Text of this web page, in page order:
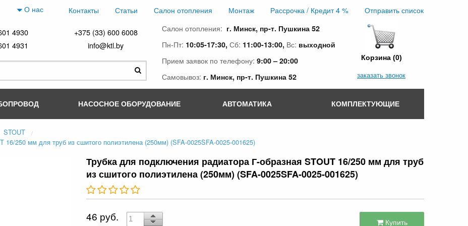
О нас Контакты Статьи Салон отопления Монтаж Рассрочка / Кредит 4 % Отправить список
4930
+375 (33) 600 6008
4931
info@ktl.by
Салон отопления: г. Минск, пр-т. Пушкина 52
Пн-Пт: 10:05-17:30, Сб: 11:00-13:00, Вс: выходной
Прием заявок по телефону: 9:00 – 20:00
Самовывоз: г. Минск, пр-т. Пушкина 52
Корзина (0)
заказать звонок
НАСОСНОЕ ОБОРУДОВАНИЕ АВТОМАТИКА КОМПЛЕКТУЮЩИЕ
STOUT
16/250 мм для труб из сшитого полиэтилена (250мм) (SFA-0025SFA-0025-001625)
Трубка для подключения радиатора Г-образная STOUT 16/250 мм для труб
из сшитого полиэтилена (250мм) (SFA-0025SFA-0025-001625)
46 руб. Купить